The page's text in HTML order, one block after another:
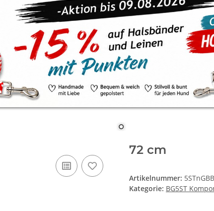
72 cm
Artikelnummer:
Kategorie: BG5ST